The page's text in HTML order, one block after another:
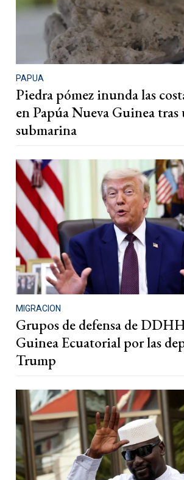
PAPUA
Piedra pómez inunda las
en Papúa Nueva Guinea
submarina
MIGRACION
Grupos de defensa de
Guinea Ecuatorial por las
Trump